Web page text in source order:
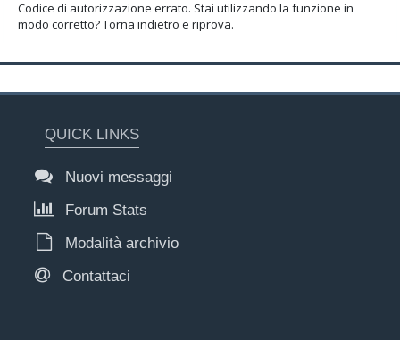
Codice di autorizzazione errato. Stai utilizzando la funzione in
modo corretto? Torna indietro e riprova.
QUICK LINKS
Nuovi messaggi
Forum Stats
Modalità archivio
Contattaci